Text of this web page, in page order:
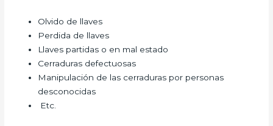
Olvido de llaves
Perdida de llaves
Llaves partidas o en mal estado
Cerraduras defectuosas
Manipulación de las cerraduras por personas
desconocidas
Etc.